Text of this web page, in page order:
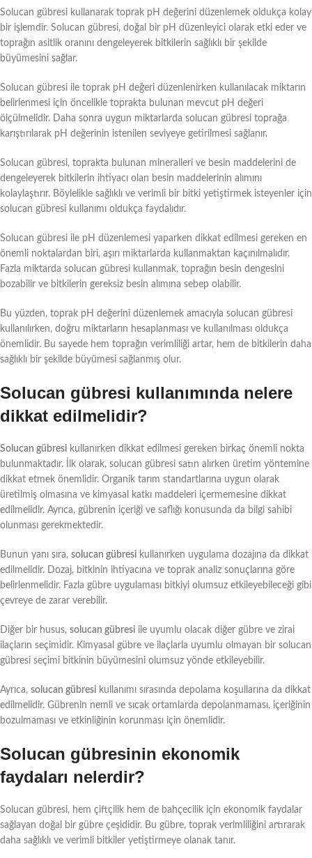
Solucan gübresi kullanarak toprak pH değerini düzenlemek oldukça kolay
bir işlemdir. Solucan gübresi, doğal bir pH düzenleyici olarak etki eder ve
toprağın asitlik oranını dengeleyerek bitkilerin sağlıklı bir şekilde
büyümesini sağlar.
Solucan gübresi ile toprak pH değeri düzenlenirken kullanılacak miktarın
belirlenmesi için öncelikle toprakta bulunan mevcut pH değeri
ölçülmelidir. Daha sonra uygun miktarlarda solucan gübresi toprağa
karıştırılarak pH değerinin istenilen seviyeye getirilmesi sağlanır.
Solucan gübresi, toprakta bulunan mineralleri ve besin maddelerini de
dengeleyerek bitkilerin ihtiyacı olan besin maddelerinin alımını
kolaylaştırır. Böylelikle sağlıklı ve verimli bir bitki yetiştirmek isteyenler için
solucan gübresi kullanımı oldukça faydalıdır.
Solucan gübresi ile pH düzenlemesi yaparken dikkat edilmesi gereken en
önemli noktalardan biri, aşırı miktarlarda kullanmaktan kaçınılmalıdır.
Fazla miktarda solucan gübresi kullanmak, toprağın besin dengesini
bozabilir ve bitkilerin gereksiz besin alımına sebep olabilir.
Bu yüzden, toprak pH değerini düzenlemek amacıyla solucan gübresi
kullanılırken, doğru miktarların hesaplanması ve kullanılması oldukça
önemlidir. Bu sayede hem toprağın verimliliği artar, hem de bitkilerin daha
sağlıklı bir şekilde büyümesi sağlanmış olur.
Solucan gübresi kullanımında nelere
dikkat edilmelidir?
Solucan gübresi kullanırken dikkat edilmesi gereken birkaç önemli nokta
bulunmaktadır. İlk olarak, solucan gübresi satın alırken üretim yöntemine
dikkat etmek önemlidir. Organik tarım standartlarına uygun olarak
üretilmiş olmasına ve kimyasal katkı maddeleri içermemesine dikkat
edilmelidir. Ayrıca, gübrenin içeriği ve saflığı konusunda da bilgi sahibi
olunması gerekmektedir.
Bunun yanı sıra, solucan gübresi kullanırken uygulama dozajına da dikkat
edilmelidir. Dozaj, bitkinin ihtiyacına ve toprak analiz sonuçlarına göre
belirlenmelidir. Fazla gübre uygulaması bitkiyi olumsuz etkileyebileceği gibi
çevreye de zarar verebilir.
Diğer bir husus, solucan gübresi ile uyumlu olacak diğer gübre ve zirai
ilaçların seçimidir. Kimyasal gübre ve ilaçlarla uyumlu olmayan bir solucan
gübresi seçimi bitkinin büyümesini olumsuz yönde etkileyebilir.
Ayrıca, solucan gübresi kullanımı sırasında depolama koşullarına da dikkat
edilmelidir. Gübrenin nemli ve sıcak ortamlarda depolanmaması, içeriğinin
bozulmaması ve etkinliğinin korunması için önemlidir.
Solucan gübresinin ekonomik
faydaları nelerdir?
Solucan gübresi, hem çiftçilik hem de bahçecilik için ekonomik faydalar
sağlayan doğal bir gübre çeşididir. Bu gübre, toprak verimliliğini artırarak
daha sağlıklı ve verimli bitkiler yetiştirmeye olanak tanır.